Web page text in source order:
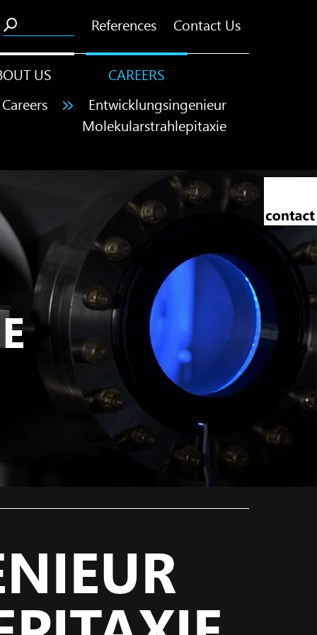
References Contact Us
US
CAREERS
Careers
Entwicklungsingenieur
Molekularstrahlepitaxie